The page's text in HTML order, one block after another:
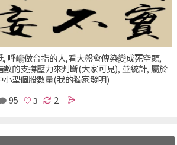
呼巄做台指的人,看大盤會傳染變成死空頭,
數的支撐壓力來判斷(大家可見), 並統計, 屬於
型個股數量(我的獨家發明)
95 2